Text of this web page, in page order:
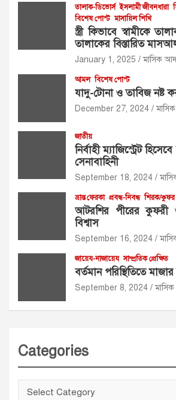
তালাক-ডিভোর্স ইসলামী জীবনধারা
বিশেষ পোস্ট মাসায়িল শিখি
স্ত্রী কিভাবে স্বামীকে
তালাকের বিস্তারিত
January 1, 2025 মাসিক
আমল বিশেষ পোস্ট
যাদু-টোনা ও তাবিজ নষ্ট
December 27, 2024
জাতীয়
নির্বাহী ম্যাজিস্ট্রেট
সেনাবাহিনী
September 18, 2024
ভ্রান্ত ফেরকা প্রবন্ধ-নিবন্ধ শিরক/কুফর
আটরশির পীরের কুফরী
বিশ্বাস
September 16, 2024
জায়েয-নাজায়েয সাম্প্রতিক প্রেক্ষিত
বর্তমান পরিস্থিতিতে
September 8, 2024
Categories
Categories